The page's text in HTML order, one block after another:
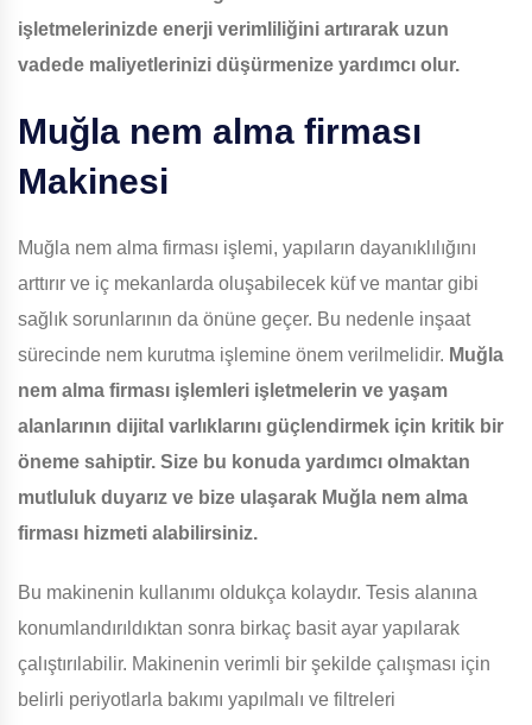
işletmelerinizde enerji verimliliğini artırarak uzun
vadede maliyetlerinizi düşürmenize yardımcı olur.
Muğla nem alma firması
Makinesi
Muğla nem alma firması işlemi, yapıların dayanıklılığını
arttırır ve iç mekanlarda oluşabilecek küf ve mantar gibi
sağlık sorunlarının da önüne geçer. Bu nedenle inşaat
sürecinde nem kurutma işlemine önem verilmelidir. Muğla
nem alma firması işlemleri işletmelerin ve yaşam
alanlarının dijital varlıklarını güçlendirmek için kritik bir
öneme sahiptir. Size bu konuda yardımcı olmaktan
mutluluk duyarız ve bize ulaşarak Muğla nem alma
firması hizmeti alabilirsiniz.
Bu makinenin kullanımı oldukça kolaydır. Tesis alanına
konumlandırıldıktan sonra birkaç basit ayar yapılarak
çalıştırılabilir. Makinenin verimli bir şekilde çalışması için
belirli periyotlarla bakımı yapılmalı ve filtreleri